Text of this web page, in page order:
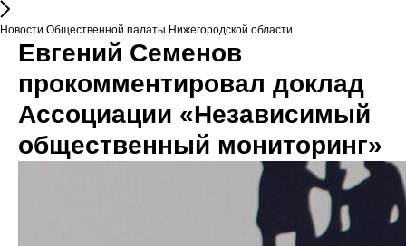
Новости Общественной палаты Нижегородской области
Евгений Семенов
прокомментировал доклад
Ассоциации «Независимый
общественный мониторинг»